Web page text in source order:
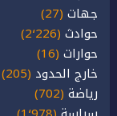
جهات (27)
حوادث (2٬226)
حوارات (16)
خارج الحدود (205)
رياضة (702)